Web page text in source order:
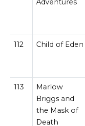
112 Child of Eden
113
Marlow
Briggs and
the Mask of
Death